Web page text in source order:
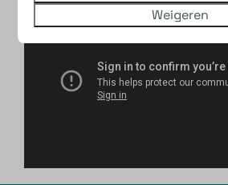
Weigeren